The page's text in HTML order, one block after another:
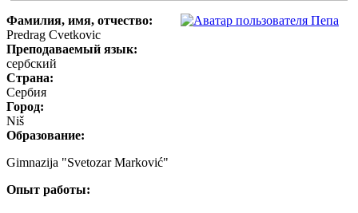
Главные вкладки
Фамилия, имя, отчество:
Predrag Cvetkovic
Преподаваемый язык:
сербский
Страна:
Сербия
Город:
Niš
Образование:
Gimnazija "Svetozar Marković"
Опыт работы: